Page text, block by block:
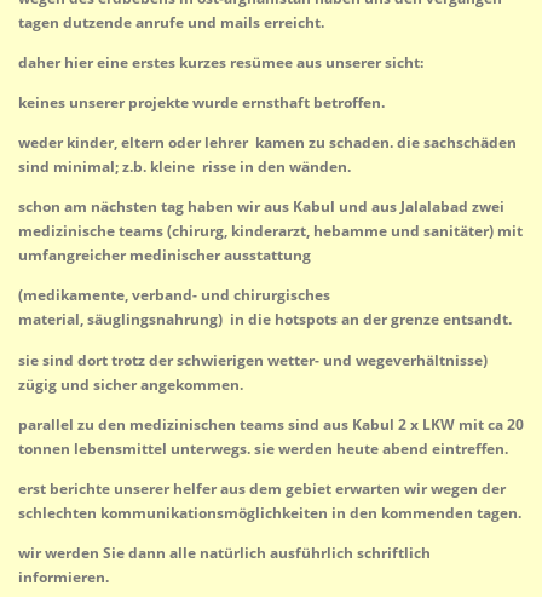
tagen dutzende anrufe und mails erreicht.
daher hier eine erstes kurzes resümee aus unserer sicht:
keines unserer projekte wurde ernsthaft betroffen.
weder kinder, eltern oder lehrer kamen zu schaden. die sachschäden
sind minimal; z.b. kleine risse in den wänden.
schon am nächsten tag haben wir aus Kabul und aus Jalalabad zwei
medizinische teams (chirurg, kinderarzt, hebamme und sanitäter) mit
umfangreicher medinischer ausstattung
(medikamente, verband- und chirurgisches
material, säuglingsnahrung) in die hotspots an der grenze entsandt.
sie sind dort trotz der schwierigen wetter- und wegeverhältnisse)
zügig und sicher angekommen.
parallel zu den medizinischen teams sind aus Kabul 2 x LKW mit ca 20
tonnen lebensmittel unterwegs. sie werden heute abend eintreffen.
erst berichte unserer helfer aus dem gebiet erwarten wir wegen der
schlechten kommunikationsmöglichkeiten in den kommenden tagen.
wir werden Sie dann alle natürlich ausführlich schriftlich
informieren.